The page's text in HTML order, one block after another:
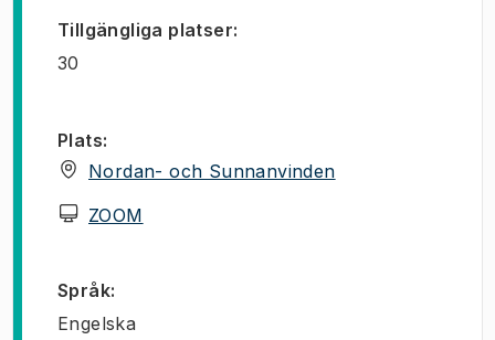
Tillgängliga platser:
30
Plats:
Nordan- och Sunnanvinden(
ZOOM
Språk:
Engelska